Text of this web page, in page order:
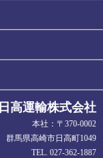
日高運輸株式会社
本社：〒370-0002
群馬県高崎市日高町1049
TEL. 027-362-1887